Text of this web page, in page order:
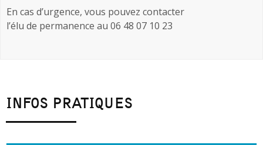
En cas d’urgence, vous pouvez contacter
l’élu de permanence au 06 48 07 10 23
INFOS PRATIQUES